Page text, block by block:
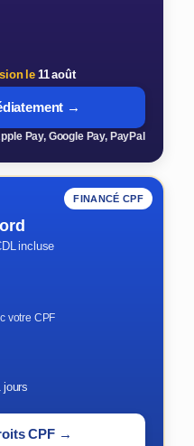
le11 août
→
Pay, Google Pay, PayPal
FINANCÉ CPF
incluse
votre CPF
jours
CPF →